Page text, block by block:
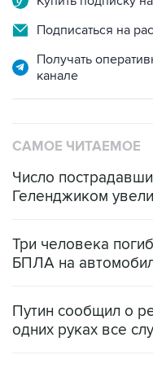
Подписаться на
Получать
канале
САМОЕ ЧИТАЕМОЕ
Число
Геленджиком
Три человека
БПЛА на
Путин сообщил о
одних руках все